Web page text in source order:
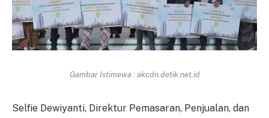
Gambar Istimewa : akcdn.detik.net.id
Selfie Dewiyanti, Direktur Pemasaran, Penjualan, dan